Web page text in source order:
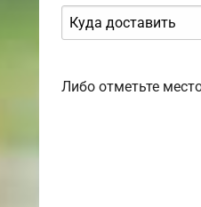
Либо отметьте